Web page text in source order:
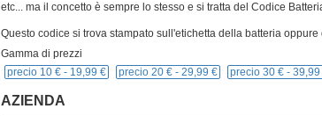
etc... ma il concetto è sempre lo stesso e si tratta del Codice
Questo codice si trova stampato sull'etichetta della batteria
Gamma di prezzi
precio 10 € - 19,99 € precio 20 € - 29,99 € precio 30 € - 39,99
AZIENDA